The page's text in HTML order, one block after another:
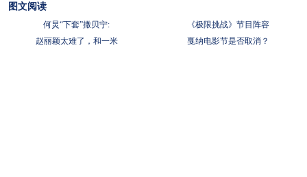
图文阅读
何炅“下套”撒贝宁:
《极限挑战》节目阵容
赵丽颖太难了，和一米
戛纳电影节是否取消？